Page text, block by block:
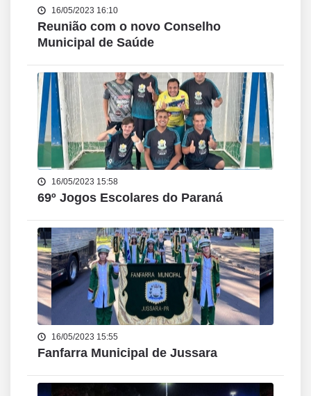
16/05/2023 16:10
Reunião com o novo Conselho
Municipal de Saúde
16/05/2023 15:58
69º Jogos Escolares do Paraná
16/05/2023 15:55
Fanfarra Municipal de Jussara